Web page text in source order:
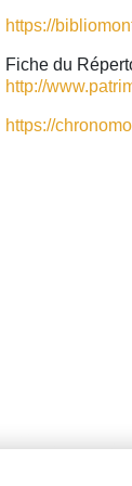
https://
Fiche du
http://
https://